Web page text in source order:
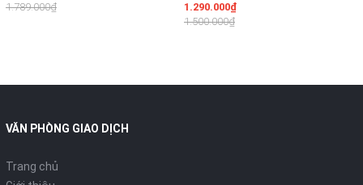
1.789.000₫
1.290.000₫
1.500.000₫
VĂN PHÒNG GIAO DỊCH
Trang chủ